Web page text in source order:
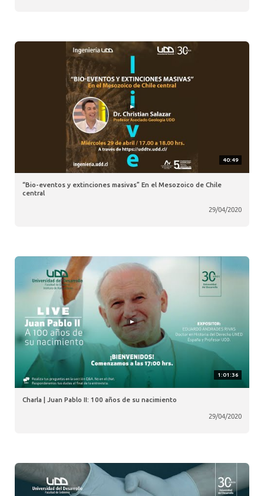
40:49
“Bio-eventos y extinciones masivas” En el Mesozoico de Chile
central
29/04/2020
1:01:36
Charla | Juan Pablo II: 100 años de su nacimiento
29/04/2020